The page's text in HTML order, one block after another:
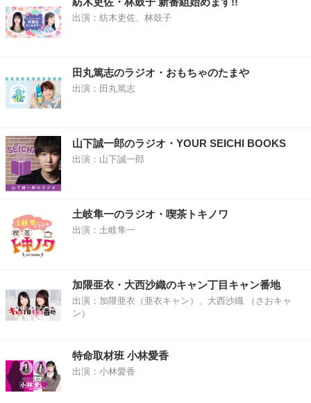
出演：紡木吏佐、林鼓子
田丸篤志のラジオ・おもちゃのたまや
出演：田丸篤志
山下誠一郎のラジオ・YOUR SEICHI BOOKS
出演：山下誠一郎
土岐隼一のラジオ・喫茶トキノワ
出演：土岐隼一
加隈亜衣・大西沙織のキャン丁目キャン番地
出演：加隈亜衣（亜衣キャン）、大西沙織 （さおキャ
ン）
特命取材班 小林愛香
出演：小林愛香